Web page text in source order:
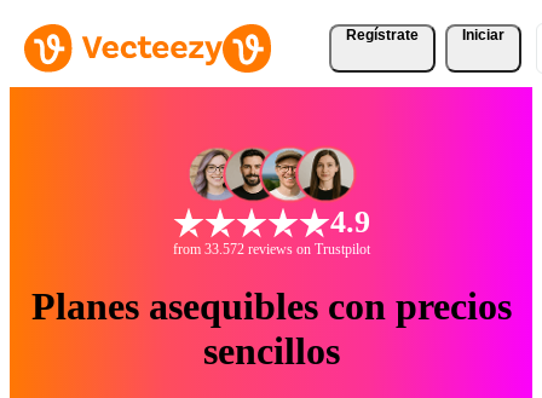
Regístrate Iniciar
4.9
from 33.572 reviews on Trustpilot
Planes asequibles con precios
sencillos